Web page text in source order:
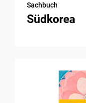
Sachbuch
Südkorea